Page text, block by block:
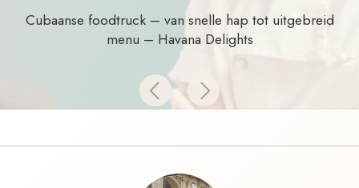
Cubaanse foodtruck – van snelle hap tot uitgebreid
menu – Havana Delights
Previous
Next